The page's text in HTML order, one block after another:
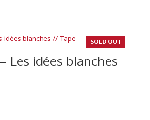
SOLD OUT
Les idées blanches